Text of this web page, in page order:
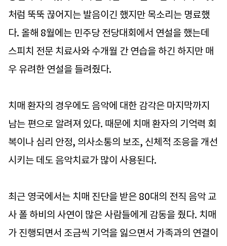
처럼 뚝뚝 끊어지는 발음이긴 했지만 목소리는 명료했
다. 올해 8월에는 민주당 전당대회에서 연설을 했는데
스피치 전문 치료사와 수개월 간 연습을 하긴 하지만 매
우 유려한 연설을 들려줬다.
치매 환자의 경우에도 음악에 대한 감각은 마지막까지
남는 편으로 알려져 있다. 때문에 치매 환자의 기억력 회
복이나 심리 안정, 의사소통의 보조, 신체적 조응을 개선
시키는 데도 음악치료가 많이 사용된다.
최근 영국에서는 치매 진단을 받은 80대의 전직 음악 교
사 폴 하비의 사연이 많은 사람들에게 감동을 줬다. 치매
가 진행되면서 조금씩 기억을 잃으면서 가족과의 연결이